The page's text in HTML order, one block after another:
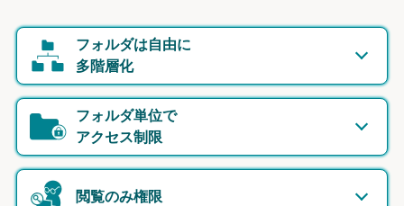
フォルダは自由に
多階層化
フォルダ単位で
アクセス制限
閲覧のみ権限